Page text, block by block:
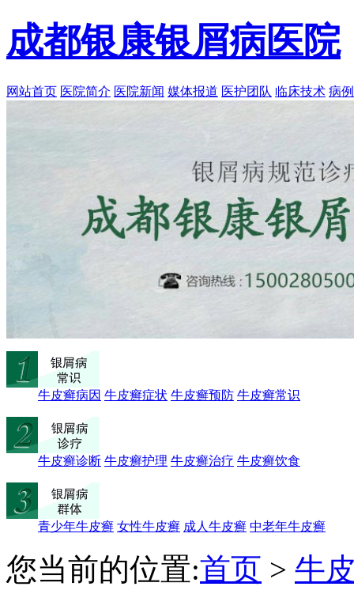
成都银康银屑病医院
网站首页 医院简介 医院新闻 媒体报道 医护团队 临床技术 病
牛皮癣病因 牛皮癣症状 牛皮癣预防 牛皮癣常识
牛皮癣诊断 牛皮癣护理 牛皮癣治疗 牛皮癣饮食
青少年牛皮癣 女性牛皮癣 成人牛皮癣 中老年牛皮癣
您当前的位置:首页 > 牛